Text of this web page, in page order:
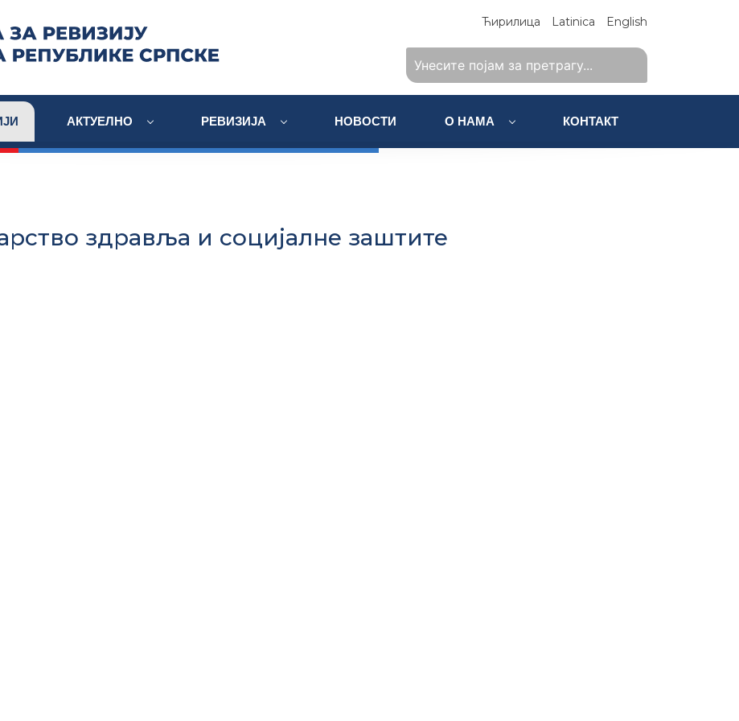
Ћирилица Latinica English
АКТУЕЛНО РЕВИЗИЈА НОВОСТИ О НАМА КОНТАКТ
здравља и социјалне заштите